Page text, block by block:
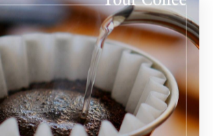
関連タグ
#和歌山市 #コーヒー教室
カテゴリー Categories